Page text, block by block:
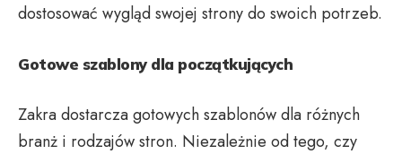
dostosować wygląd swojej strony do swoich potrzeb.
Gotowe szablony dla początkujących
Zakra dostarcza gotowych szablonów dla różnych
branż i rodzajów stron. Niezależnie od tego, czy